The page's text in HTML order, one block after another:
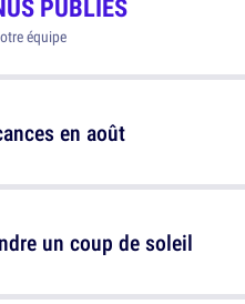
PUBLIÉS
équipe
en août
un coup de soleil